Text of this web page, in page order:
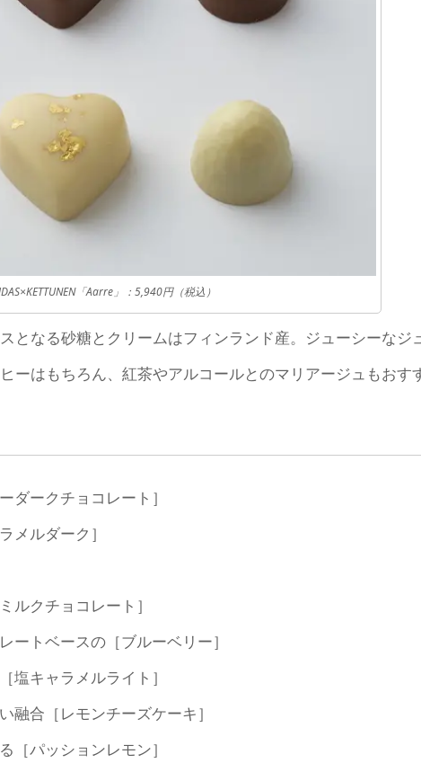
「Aarre」：5,940円（税込）
となる砂糖とクリームはフィンランド産。ジューシーなジ
ーはもちろん、紅茶やアルコールとのマリアージュもおす
ダークチョコレート］
メルダーク］
ルクチョコレート］
ートベースの［ブルーベリー］
塩キャラメルライト］
融合［レモンチーズケーキ］
［パッションレモン］